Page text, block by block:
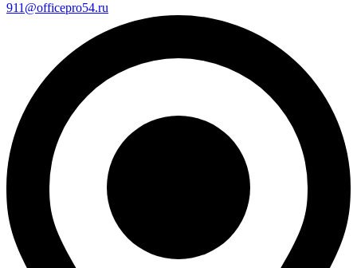
911@officepro54.ru